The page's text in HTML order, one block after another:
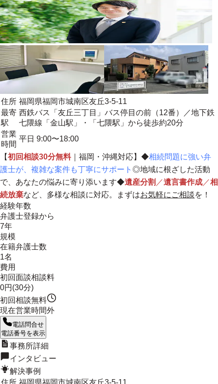
住所 福岡県福岡市城南区友丘3-5-11
最寄
駅
西鉄バス「友丘三丁目」バス停目の前（12番）／地下鉄
七隈線「金山駅」・「七隈駅」から徒歩約20分
営業
時間
平日 9:00〜18:00
【初回相談30分無料｜福岡・沖縄対応】◆相続問題に強い弁
護士が、複雑な案件も丁寧にサポート ◎地域に根ざした活動
で、あなたの悩みに寄り添います◆遺産分割 ／遺言書作成 ／相
続放棄など、多様な相談に対応。まずはお気軽にご相談を！
経験年数
弁護士登録から
7年
規模
在籍弁護士数
1名
費用
初回面談相談料
0円(30分)
初回相談無料
現在営業時間外
電話問合せ
電話番号を表示
事務所詳細
インタビュー
解決事例
住所 福岡県福岡市城南区友丘3-5-11